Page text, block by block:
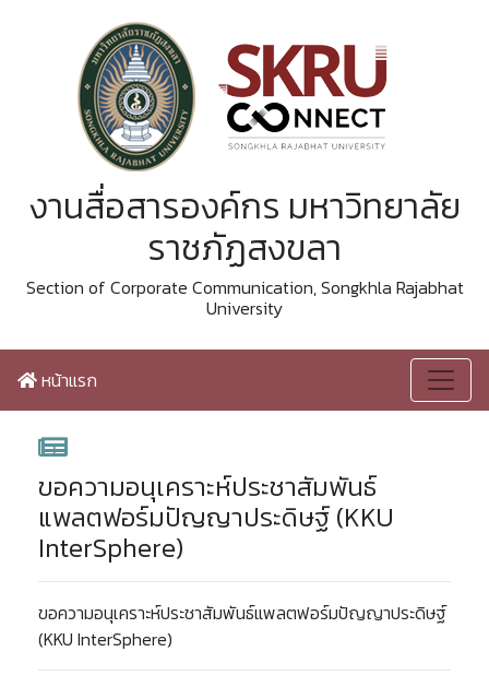
งานสื่อสารองค์กร มหาวิทยาลัย
ราชภัฏสงขลา
Section of Corporate Communication, Songkhla Rajabhat
University
หน้าแรก
ขอความอนุเคราะห์ประชาสัมพันธ์
แพลตฟอร์มปัญญาประดิษฐ์ (KKU
InterSphere)
ขอความอนุเคราะห์ประชาสัมพันธ์แพลตฟอร์มปัญญาประดิษฐ์
(KKU InterSphere)